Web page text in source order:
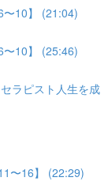
〜10】 (21:04)
〜10】 (25:46)
ラピスト人生を成
〜16】 (22:29)